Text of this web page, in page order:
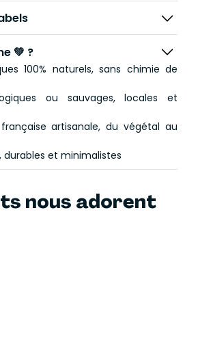
💚 ?
100% naturels, sans chimie de
ou sauvages, locales et
artisanale, du végétal au
durables et minimalistes
nous adorent